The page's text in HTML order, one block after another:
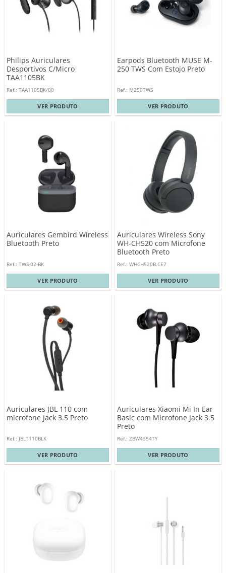
Philips Auriculares
Desportivos C/Micro
TAA1105BK
Ref.: TAA1105BK/00
VER PRODUTO
Earpods Bluetooth MUSE M-
250 TWS Com Estojo Preto
Ref.: M250TWS
VER PRODUTO
Auriculares Gembird Wireless
Bluetooth Preto
Ref.: TWS-02-BK
VER PRODUTO
Auriculares Wireless Sony
WH-CH520 com Microfone
Bluetooth Preto
Ref.: WHCH520B.CE7
VER PRODUTO
Auriculares JBL 110 com
microfone Jack 3.5 Preto
Ref.: JBLT110BLK
VER PRODUTO
Auriculares Xiaomi Mi In Ear
Basic com Microfone Jack 3.5
Preto
Ref.: ZBW4354TY
VER PRODUTO